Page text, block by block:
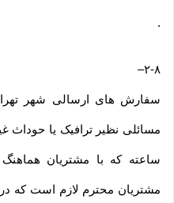
.
۲-۸–
سفارش های ارسالی شهر
ساعته که با مشتریان
مشتریان محترم لازم است که